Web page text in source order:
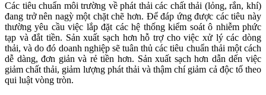
Các tiêu chuẩn môi trường về phát thải các chất thải (lỏng, rắn, khí)
đang trở nên nagỳ một chặt chẽ hơn. Để đáp ứng được các tiêu này
thường yêu cầu việc lắp đặt các hệ thống kiểm soát ô nhiễm phức
tạp và đắt tiền. Sản xuất sạch hơn hỗ trợ cho việc xử lý các dòng
thải, và do đó doanh nghiệp sẽ tuân thủ các tiêu chuẩn thải một cách
dễ dàng, đơn giản và rẻ tiền hơn. Sản xuất sạch hơn dẫn dến việc
giảm chất thải, giảm lượng phát thải và thậm chí giảm cả độc tố theo
qui luật vòng tròn.